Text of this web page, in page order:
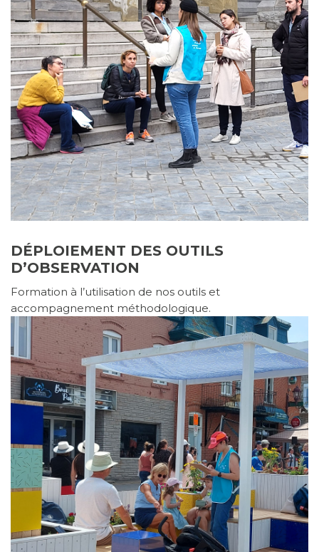
DÉPLOIEMENT DES OUTILS
D’OBSERVATION
Formation à l’utilisation de nos outils et
accompagnement méthodologique.